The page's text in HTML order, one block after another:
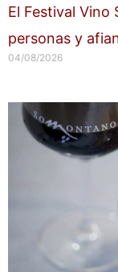
El Festival
personas y
04/08/2026